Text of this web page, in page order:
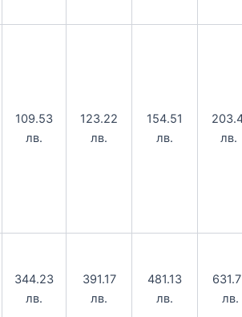
109.53
лв.
123.22
лв.
154.51
лв.
лв.
344.23
лв.
391.17
лв.
481.13
лв.
лв.